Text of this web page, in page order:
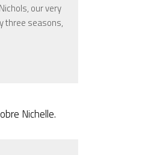
our very
three seasons,
Nichelle.